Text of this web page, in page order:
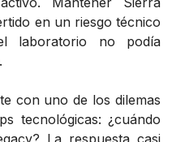
en un riesgo técnico
laboratorio no podía
con uno de los dilemas
tecnológicas: ¿cuándo
La respuesta casi